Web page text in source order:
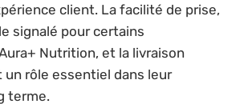
client. La facilité de prise,
signalé pour certains
Nutrition, et la livraison
rôle essentiel dans leur
terme.